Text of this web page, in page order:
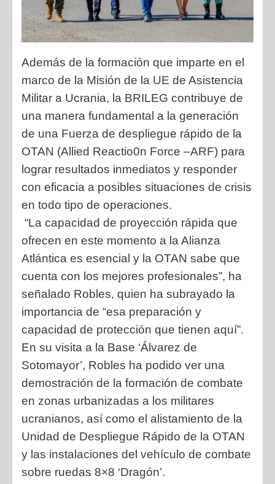
Además de la formación que imparte en el
marco de la Misión de la UE de Asistencia
Militar a Ucrania, la BRILEG contribuye de
una manera fundamental a la generación
de una Fuerza de despliegue rápido de la
OTAN (Allied Reactio0n Force –ARF) para
lograr resultados inmediatos y responder
con eficacia a posibles situaciones de crisis
en todo tipo de operaciones.
“La capacidad de proyección rápida que
ofrecen en este momento a la Alianza
Atlántica es esencial y la OTAN sabe que
cuenta con los mejores profesionales”, ha
señalado Robles, quien ha subrayado la
importancia de “esa preparación y
capacidad de protección que tienen aquí”.
En su visita a la Base ‘Álvarez de
Sotomayor’, Robles ha podido ver una
demostración de la formación de combate
en zonas urbanizadas a los militares
ucranianos, así como el alistamiento de la
Unidad de Despliegue Rápido de la OTAN
y las instalaciones del vehículo de combate
sobre ruedas 8×8 ‘Dragón’.